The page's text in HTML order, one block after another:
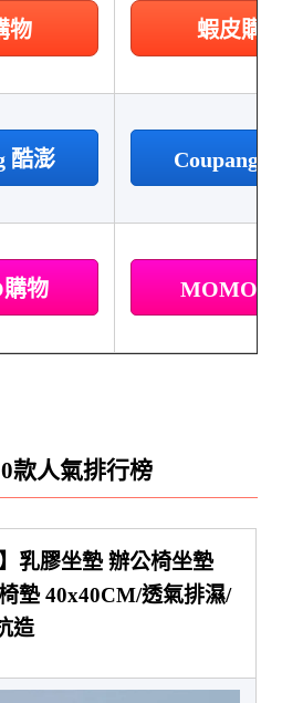
物 蝦皮購
酷澎 Coupang
物 MOMO
款人氣排行榜
乳膠坐墊 辦公椅坐墊
墊 40x40CM/透氣排濕/
造